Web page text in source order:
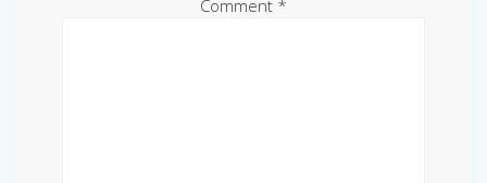
Comment *